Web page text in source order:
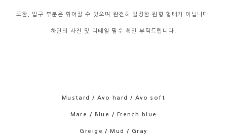
또한, 입구 부분은 휘어질 수 있으며 완전히 일정한 원형 형태가 아닙니다.
하단의 사진 및 디테일 필수 확인 부탁드립니다.
Mustard / Avo hard / Avo soft
Mare / Blue / French blue
Greige / Mud / Gray